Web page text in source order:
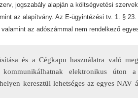
jogszabály alapján a költségvetési
az alapítvány. Az E-ügyintézési tv. 1. §
az adószámmal nem rendelkező
és a Cégkapu használatra való
elektronikus úton
keresztül lehetséges az egyes NAV